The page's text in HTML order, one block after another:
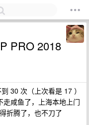
PRO 2018
30 次（上次看是 17 ）
咸鱼了，上海本地上门
折腾了，也不刀了